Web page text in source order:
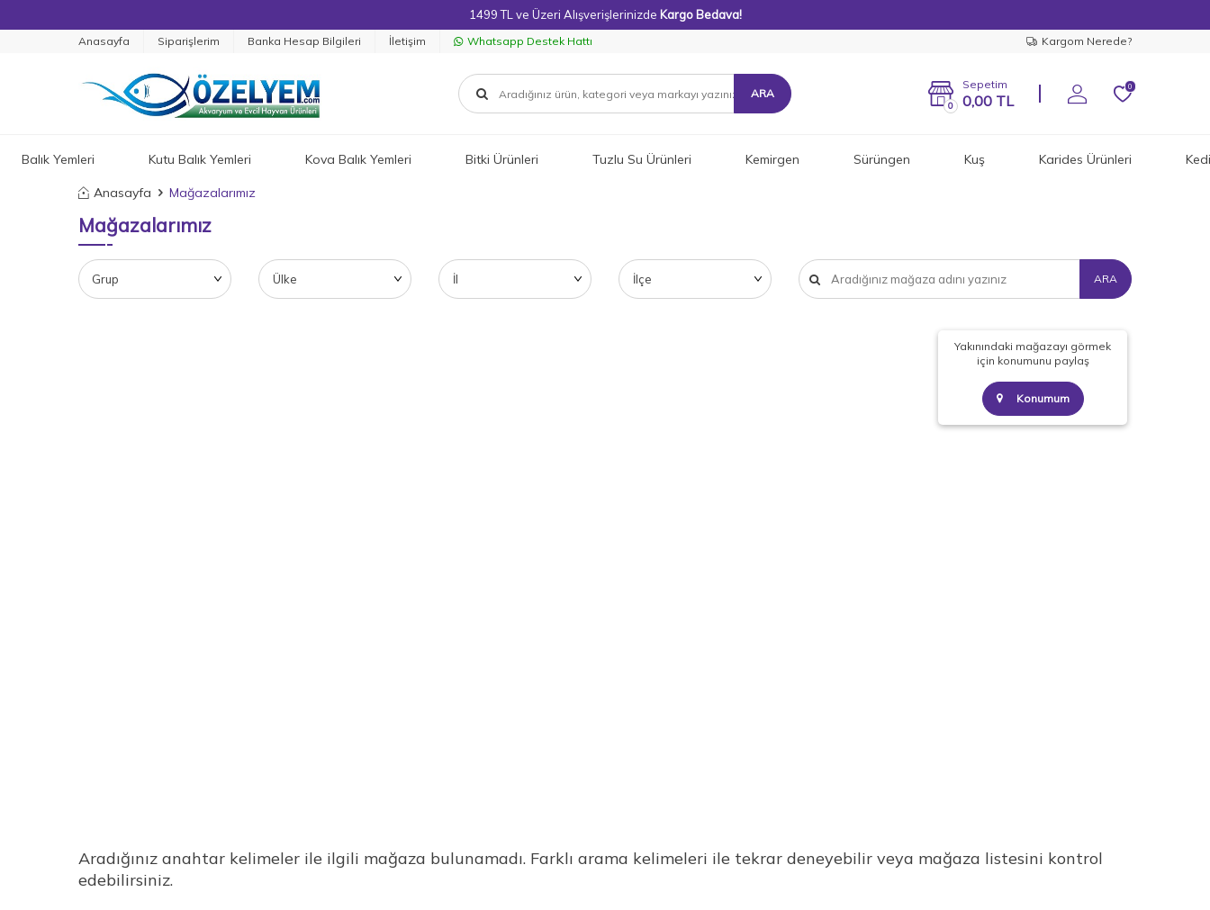
1499 TL ve Üzeri Alışverişlerinizde Kargo Bedava!
Anasayfa Siparişlerim Banka Hesap Bilgileri İletişim Whatsapp Destek Hattı Kargom Nerede?
ARA
0
Sepetim
0,00 TL
0
Balık Yemleri Kutu Balık Yemleri Kova Balık Yemleri Bitki Ürünleri Tuzlu Su Ürünleri Kemirgen Sürüngen Kuş Karides Ürünleri Kedi
Anasayfa Mağazalarımız
Mağazalarımız
Grup ARA
Yakınındaki mağazayı görmek
için konumunu paylaş
Konumum
Aradığınız anahtar kelimeler ile ilgili mağaza bulunamadı. Farklı arama kelimeleri ile tekrar deneyebilir veya mağaza listesini kontrol
edebilirsiniz.